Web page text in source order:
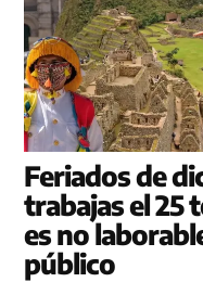
Feriados de
trabajas el 25
es no
público